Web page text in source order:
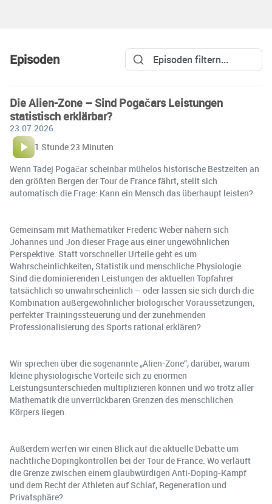
Episoden
Die Alien-Zone – Sind Pogačars Leistungen
statistisch erklärbar?
23.07.2026
1 Stunde 23 Minuten
Wenn Tadej Pogačar scheinbar mühelos historische Bestzeiten an
den größten Bergen der Tour de France fährt, stellt sich
automatisch die Frage: Kann ein Mensch das überhaupt leisten?
Gemeinsam mit Mathematiker Frederic Weber nähern sich
Johannes und Jon dieser Frage aus einer ungewöhnlichen
Perspektive. Statt vorschneller Urteile geht es um
Wahrscheinlichkeiten, Statistik und menschliche Physiologie.
Sind die dominierenden Leistungen der aktuellen Topfahrer
tatsächlich so unwahrscheinlich – oder lassen sie sich durch die
Kombination außergewöhnlicher biologischer Voraussetzungen,
perfekter Trainingssteuerung und der zunehmenden
Professionalisierung des Sports rational erklären?
Wir sprechen über die sogenannte „Alien-Zone“, darüber, warum
kleine physiologische Vorteile sich zu enormen
Leistungsunterschieden multiplizieren können und wo trotz aller
Mathematik die unverrückbaren Grenzen des menschlichen
Körpers liegen.
Außerdem werfen wir einen Blick auf die aktuelle Debatte um
nächtliche Dopingkontrollen bei der Tour de France. Wo verläuft
die Grenze zwischen einem glaubwürdigen Anti-Doping-Kampf
und dem Recht der Athleten auf Schlaf, Regeneration und
Privatsphäre?